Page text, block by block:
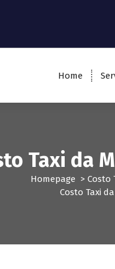
Home
Taxi da
Homepage > Costo
Costo Taxi